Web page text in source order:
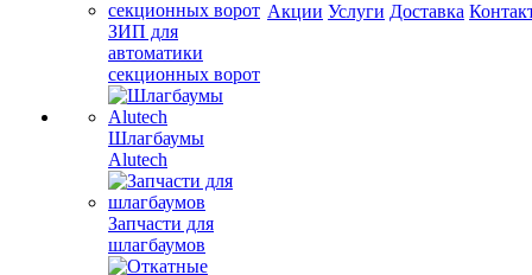
ЗИП для
автоматики
секционных ворот
Шлагбаумы
Alutech
Запчасти для
шлагбаумов
Акции Услуги Доставка